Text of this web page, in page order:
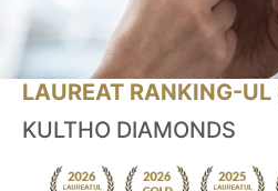
LAUREAT RANKING-UL
KULTHO DIAMONDS